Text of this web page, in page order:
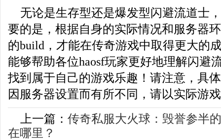
无论是生存型还是爆发型闪避流道士
要的是，根据自身的实际情况和服务器
的build，才能在传奇游戏中取得更大的
能够帮助各位haosf玩家更好地理解闪避
找到属于自己的游戏乐趣！请注意，具
因服务器设置而有所不同，请以实际游
上一篇： 传奇私服大火球：毁誉参半
在哪里？